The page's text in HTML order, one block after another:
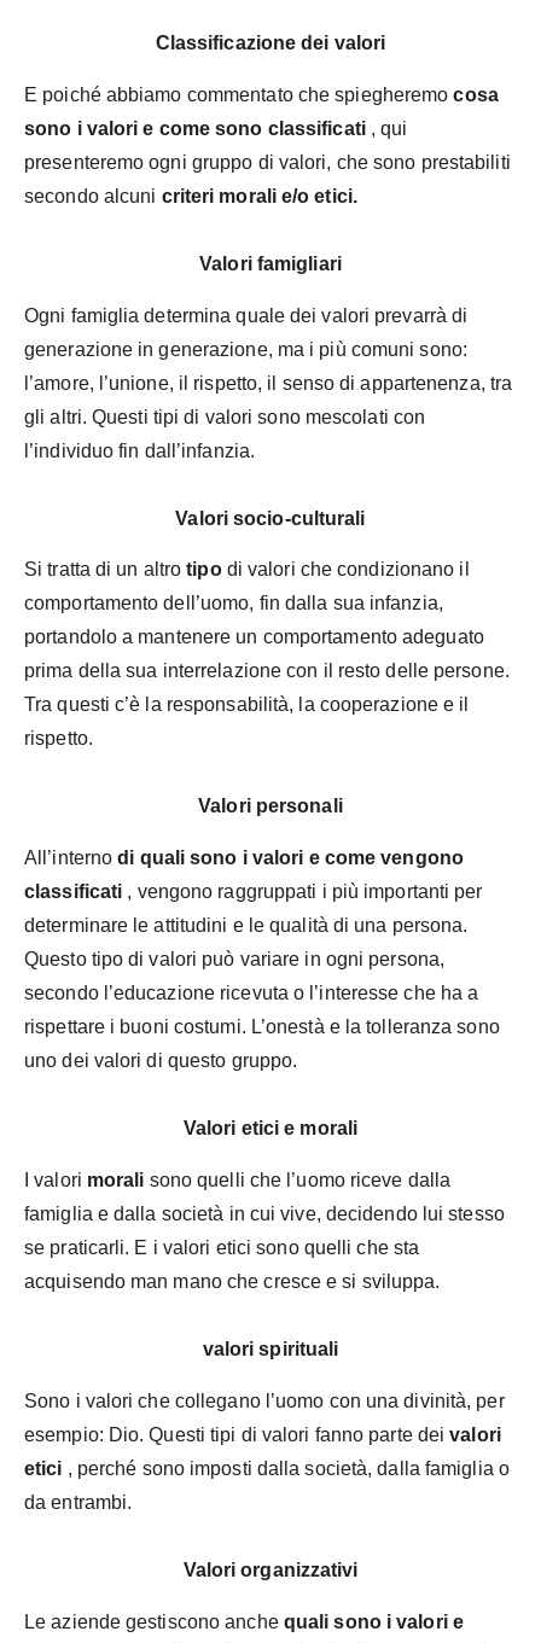
Classificazione dei valori
E poiché abbiamo commentato che spiegheremocosa
sono i valori e come sono classificati, qui
presenteremo ogni gruppo di valori, che sono prestabiliti
secondo alcuni criteri morali e/o etici.
Valori famigliari
Ogni famiglia determina quale dei valori prevarrà di
generazione in generazione, ma i più comuni sono:
l’amore, l’unione, il rispetto, il senso di appartenenza, tra
gli altri. Questi tipi di valori sono mescolati con
l’individuo fin dall’infanzia.
Valori socio-culturali
Si tratta di un altrotipodi valori che condizionano il
comportamento dell’uomo, fin dalla sua infanzia,
portandolo a mantenere un comportamento adeguato
prima della sua interrelazione con il resto delle persone.
Tra questi c’è la responsabilità, la cooperazione e il
rispetto.
Valori personali
All’internodi quali sono i valori e come vengono
classificati , vengono raggruppati i più importanti per
determinare le attitudini e le qualità di una persona.
Questo tipo di valori può variare in ogni persona,
secondo l’educazione ricevuta o l’interesse che ha a
rispettare i buoni costumi. L’onestà e la tolleranza sono
uno dei valori di questo gruppo.
Valori etici e morali
I valori morali sono quelli che l’uomo riceve dalla
famiglia e dalla società in cui vive, decidendo lui stesso
se praticarli. E i valori etici sono quelli che sta
acquisendo man mano che cresce e si sviluppa.
valori spirituali
Sono i valori che collegano l’uomo con una divinità, per
esempio: Dio. Questi tipi di valori fanno parte deivalori
etici , perché sono imposti dalla società, dalla famiglia o
da entrambi.
Valori organizzativi
Le aziende gestiscono anche quali sono i valori e